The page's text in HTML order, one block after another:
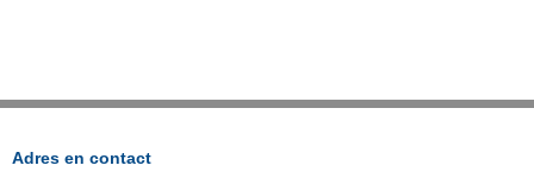
Adres en contact